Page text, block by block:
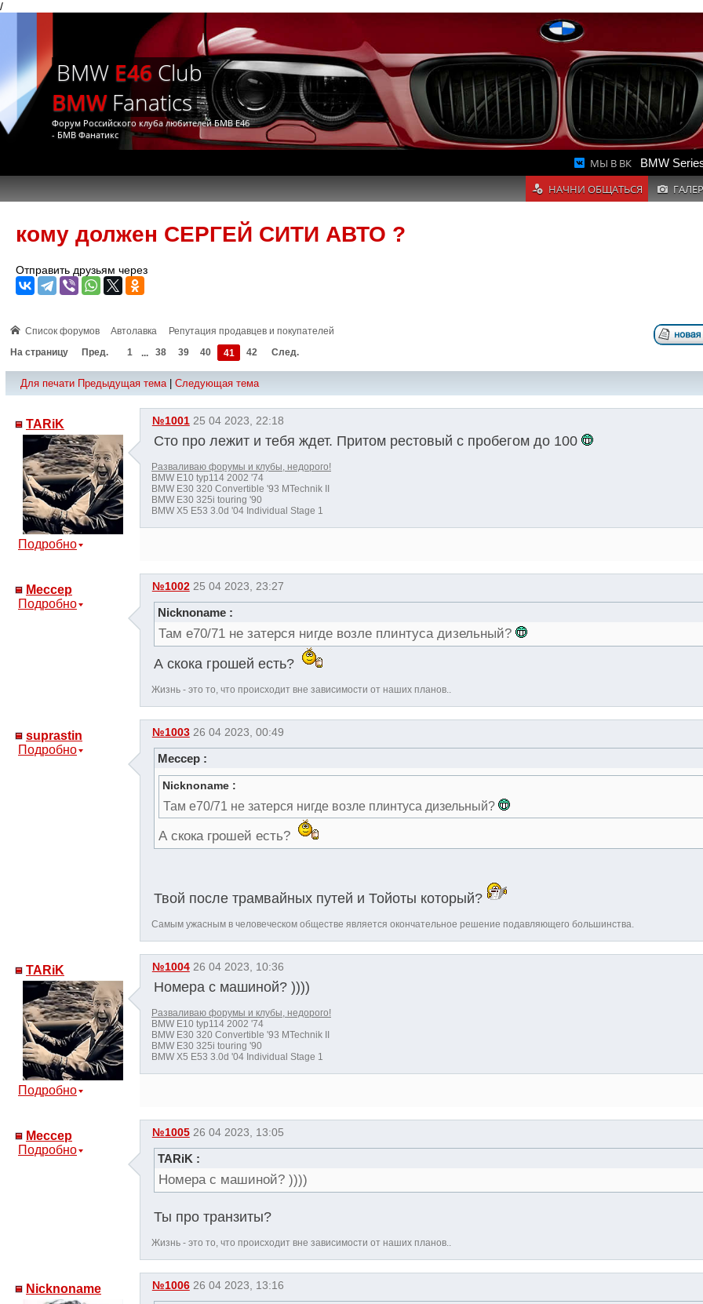
/
BMW E46 Club
BMWFanatics
Форум Российского клуба любителей БМВ Е46
- БМВ Фанатикс
МЫ В ВК BMW
НАЧНИ ОБЩАТЬСЯ
кому должен СЕРГЕЙ СИТИ АВТО ?
Отправить друзьям через
Список форумов Автолавка
Репутация продавцев и покупателей
На страницу
Пред. 1 ... 38 39 40 41 42 След.
Для печати Предыдущая тема| Следующая тема
TARiK
Подробно
№1001 25 04 2023, 22:18
Сто про лежит и тебя ждет. Притом рестовый с пробегом до 100
Разваливаю форумы и клубы, недорого!
BMW E10 typ114 2002 '74
BMW E30 320 Convertible '93 MTechnik II
BMW E30 325i touring '90
BMW X5 E53 3.0d '04 Individual Stage 1
Мессер
Подробно
№1002 25 04 2023, 23:27
Nicknoname :
Там е70/71 не затерся нигде возле плинтуса дизельный?
А скока грошей есть?
Жизнь - это то, что происходит вне зависимости от наших планов..
suprastin
Подробно
№1003 26 04 2023, 00:49
Мессер :
Nicknoname :
Там е70/71 не затерся нигде возле плинтуса дизельный?
А скока грошей есть?
Твой после трамвайных путей и Тойоты который?
Самым ужасным в человеческом обществе является окончательное решение подавляющего большинства.
TARiK
Подробно
№1004 26 04 2023, 10:36
Номера с машиной? ))))
Разваливаю форумы и клубы, недорого!
BMW E10 typ114 2002 '74
BMW E30 320 Convertible '93 MTechnik II
BMW E30 325i touring '90
BMW X5 E53 3.0d '04 Individual Stage 1
Мессер
Подробно
№1005 26 04 2023, 13:05
TARiK :
Номера с машиной? ))))
Ты про транзиты?
Жизнь - это то, что происходит вне зависимости от наших планов..
Nicknoname №1006 26 04 2023, 13:16